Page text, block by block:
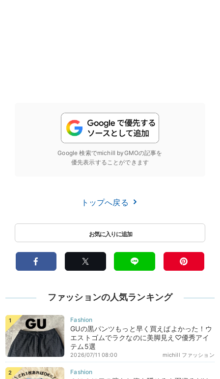
Google 検索でmichill byGMOの記事を
優先表示することができます
トップへ戻る
ファッションの人気ランキング
GUの黒パンツもっと早く買えばよかった！ウ
エストゴムでラクなのに美脚見え♡優秀アイ
テム5選
michill ファッション
2026/07/11 08:00